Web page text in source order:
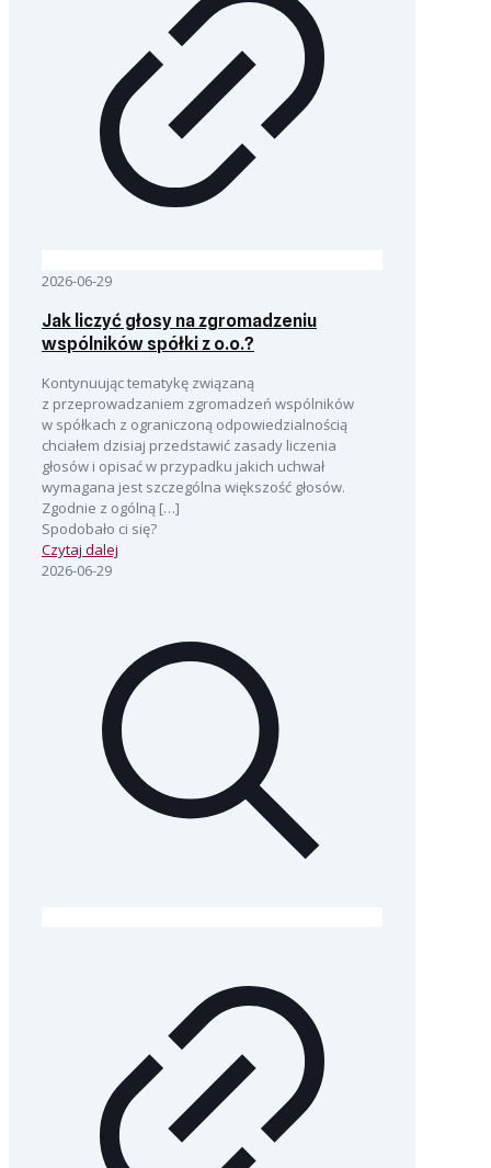
2026-06-29
Jak liczyć głosy na zgromadzeniu
wspólników spółki z o.o.?
Kontynuując tematykę związaną
z przeprowadzaniem zgromadzeń wspólników
w spółkach z ograniczoną odpowiedzialnością
chciałem dzisiaj przedstawić zasady liczenia
głosów i opisać w przypadku jakich uchwał
wymagana jest szczególna większość głosów.
Zgodnie z ogólną […]
Spodobało ci się?
Czytaj dalej
2026-06-29